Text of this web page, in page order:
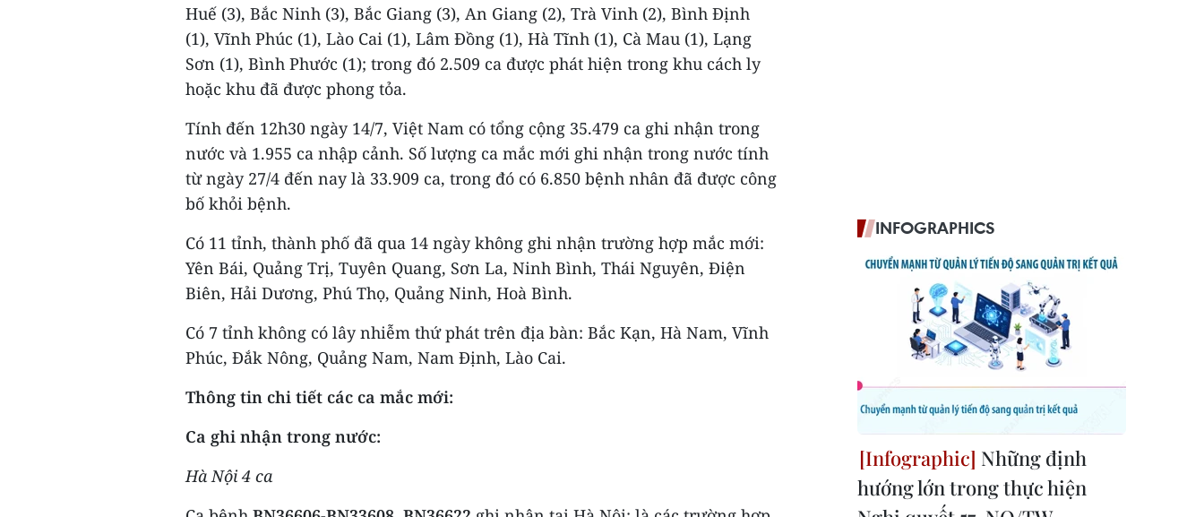
Huế (3), Bắc Ninh (3), Bắc Giang (3), An Giang (2), Trà Vinh (2), Bình Định
(1), Vĩnh Phúc (1), Lào Cai (1), Lâm Đồng (1), Hà Tĩnh (1), Cà Mau (1), Lạng
Sơn (1), Bình Phước (1); trong đó 2.509 ca được phát hiện trong khu cách ly
hoặc khu đã được phong tỏa.
Tính đến 12h30 ngày 14/7, Việt Nam có tổng cộng 35.479 ca ghi nhận trong
nước và 1.955 ca nhập cảnh. Số lượng ca mắc mới ghi nhận trong nước tính
từ ngày 27/4 đến nay là 33.909 ca, trong đó có 6.850 bệnh nhân đã được công
bố khỏi bệnh.
Có 11 tỉnh, thành phố đã qua 14 ngày không ghi nhận trường hợp mắc mới:
Yên Bái, Quảng Trị, Tuyên Quang, Sơn La, Ninh Bình, Thái Nguyên, Điện
Biên, Hải Dương, Phú Thọ, Quảng Ninh, Hoà Bình.
Có 7 tỉnh không có lây nhiễm thứ phát trên địa bàn: Bắc Kạn, Hà Nam, Vĩnh
Phúc, Đắk Nông, Quảng Nam, Nam Định, Lào Cai.
Thông tin chi tiết các ca mắc mới:
Ca ghi nhận trong nước:
Hà Nội 4 ca
INFOGRAPHICS
Những định
hướng lớn trong thực hiện